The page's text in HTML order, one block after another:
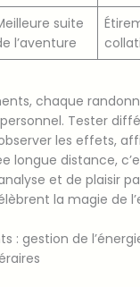
suite
l’aventure
chaque
Tester
les effets,
longue distance,
et de plaisir
la magie de
: gestion de